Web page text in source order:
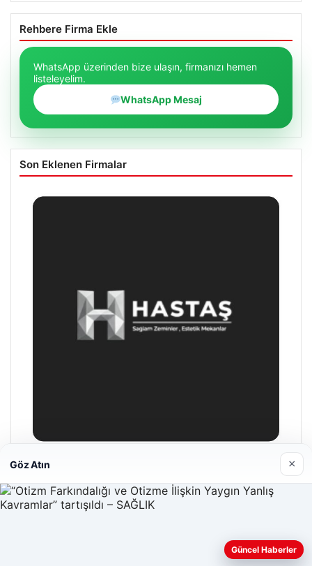
Rehbere Firma Ekle
WhatsApp üzerinden bize ulaşın, firmanızı hemen
listeleyelim.
WhatsApp Mesaj
Son Eklenen Firmalar
Enes Kaplan Avukatlık Bürosu
28/04/2026
Web sitemizi nasıl kullandığınızı daha iyi anlayabilmek,
Göz Atın ×
Güncel Haberler